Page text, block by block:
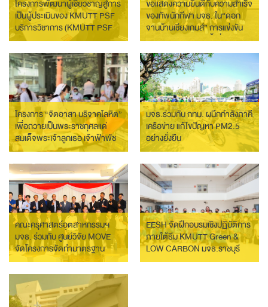
โครงการพัฒนาผู้เชี่ยวชาญสู่การ
เป็นผู้ประเมินของ KMUTT PSF
บริการวิชาการ (KMUTT PSF
Professional Standards
Framework for Academic
Services)
ขอแสดงความยินดีกับความสำเร็จ
ของทัพนักกีฬา มจธ. ใน“ดอก
จานบ้านเชียงเกมส์” การแข่งขัน
กีฬามหาวิทยาลัย ครั้งที่ 48
โครงการ “จิตอาสา บริจาคโลหิต”
เพื่อถวายเป็นพระราชกุศลแด่
สมเด็จพระเจ้าลูกเธอ เจ้าฟ้าพัช
รกิติยาภาฯ
มจธ.ร่วมกับ กทม. ผนึกกำลังภาคี
เครือข่าย แก้ไขปัญหา PM2.5
อย่างยั่งยืน
คณะครุศาสตร์อุตสาหกรรมฯ
มจธ. ร่วมกับ ศูนย์วิจัย MOVE
จัดโครงการจัดทำมาตรฐาน
อาชีพและคุณวุฒิวิชาชีพ สาขา
วิชาชีพผลิตชิ้นส่วนยานยนต์
สาขายานยนต์สมัยใหม่
EESH จัดฝึกอบรมเชิงปฏิบัติการ
ภายใต้ธีม KMUTT Green &
LOW CARBON มจธ.ราชบุรี